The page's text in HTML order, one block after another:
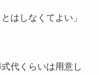
はしなくてよい」
代くらいは用意し